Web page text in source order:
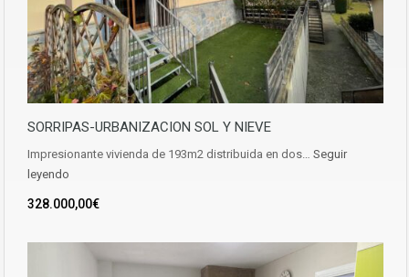
SORRIPAS-URBANIZACION SOL Y NIEVE
Impresionante vivienda de 193m2 distribuida en dos… Seguir
leyendo
328.000,00€